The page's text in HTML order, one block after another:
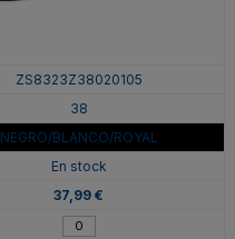
ZS8323Z38020105
38
NEGRO/BLANCO/ROYAL
En stock
37,99 €